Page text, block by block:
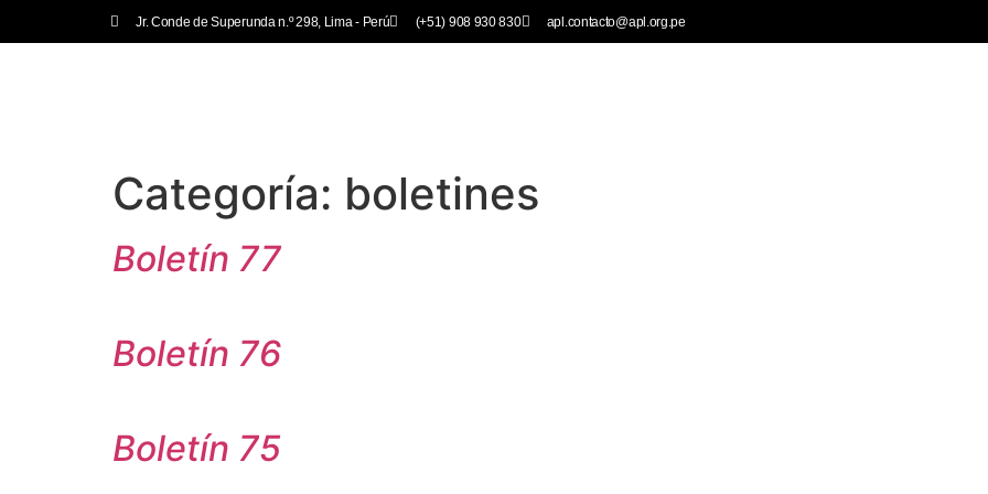
Jr. Conde de Superunda n.º 298, Lima - Perú (+51) 908 930 830 apl.contacto@apl.org.pe
Categoría: boletines
Boletín 77
Boletín 76
Boletín 75